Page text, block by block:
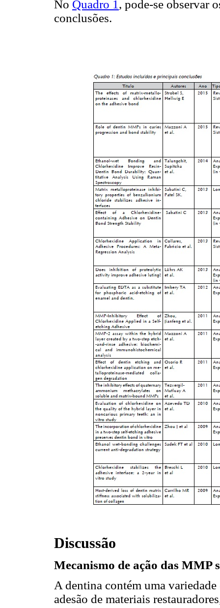
No Quadro 1 , pode-se observar
conclusões.
Discussão
Mecanismo de ação das MMP
A dentina contém uma
adesão de materiais